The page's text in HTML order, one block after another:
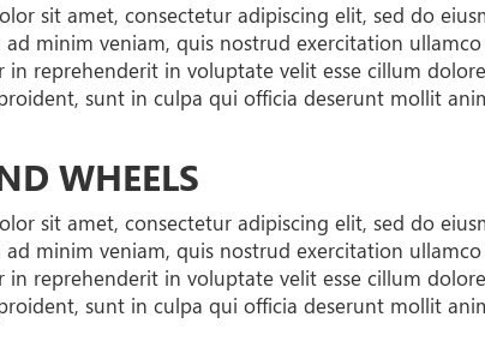
sit amet, consectetur adipiscing elit, sed do
minim veniam, quis nostrud exercitation
in reprehenderit in voluptate velit esse cillum
sunt in culpa qui officia deserunt mollit
WHEELS
sit amet, consectetur adipiscing elit, sed do
minim veniam, quis nostrud exercitation
in reprehenderit in voluptate velit esse cillum
sunt in culpa qui officia deserunt mollit